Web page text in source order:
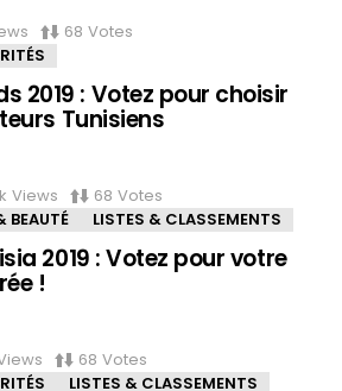
68 Votes
2019 : Votez pour choisir
Tunisiens
Views 68 Votes
BEAUTÉ
LISTES & CLASSEMENTS
2019 : Votez pour votre
!
68 Votes
LISTES & CLASSEMENTS